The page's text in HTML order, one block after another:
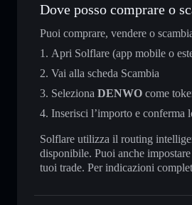
Dove posso comprare o
Puoi comprare, vendere o
Apri Solflare (app mobile o
Vai alla scheda Scambia
Seleziona DENWO come
Inserisci l’importo e conferma
Solflare utilizza il routing
disponibile. Puoi anche impostare
tuoi trade. Per indicazioni